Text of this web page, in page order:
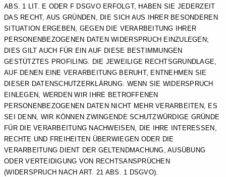
ABS. 1 LIT. E ODER F DSGVO ERFOLGT, HABEN SIE JEDERZEIT
DAS RECHT, AUS GRÜNDEN, DIE SICH AUS IHRER BESONDEREN
SITUATION ERGEBEN, GEGEN DIE VERARBEITUNG IHRER
PERSONENBEZOGENEN DATEN WIDERSPRUCH EINZULEGEN;
DIES GILT AUCH FÜR EIN AUF DIESE BESTIMMUNGEN
GESTÜTZTES PROFILING. DIE JEWEILIGE RECHTSGRUNDLAGE,
AUF DENEN EINE VERARBEITUNG BERUHT, ENTNEHMEN SIE
DIESER DATENSCHUTZERKLÄRUNG. WENN SIE WIDERSPRUCH
EINLEGEN, WERDEN WIR IHRE BETROFFENEN
PERSONENBEZOGENEN DATEN NICHT MEHR VERARBEITEN, ES
SEI DENN, WIR KÖNNEN ZWINGENDE SCHUTZWÜRDIGE GRÜNDE
FÜR DIE VERARBEITUNG NACHWEISEN, DIE IHRE INTERESSEN,
RECHTE UND FREIHEITEN ÜBERWIEGEN ODER DIE
VERARBEITUNG DIENT DER GELTENDMACHUNG, AUSÜBUNG
ODER VERTEIDIGUNG VON RECHTSANSPRÜCHEN
(WIDERSPRUCH NACH ART. 21 ABS. 1 DSGVO).